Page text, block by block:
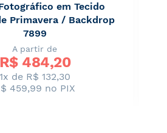
em Tecido
Primavera / Backdrop
7899
A partir de
R$ 484,20
1x de R$ 132,30
459,99 no PIX